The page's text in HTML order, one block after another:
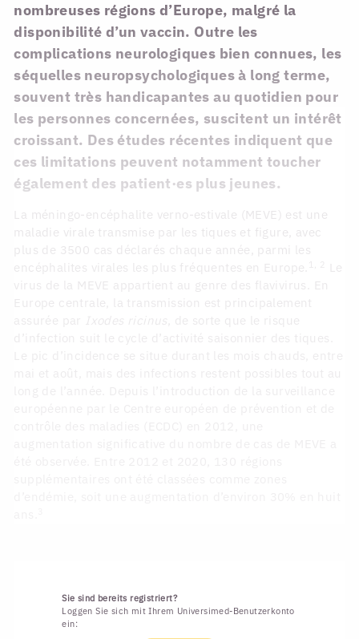
nombreuses régions d’Europe, malgré la
disponibilité d’un vaccin. Outre les
complications neurologiques bien connues, les
séquelles neuropsychologiques à long terme,
souvent très handicapantes au quotidien pour
les personnes concernées, suscitent un intérêt
croissant. Des études récentes indiquent que
ces limitations peuvent notamment toucher
également des patient·es plus jeunes.
La méningo-encéphalite verno-estivale (MEVE) est une
maladie virale transmise par les tiques et figure, avec
plus de 3500 cas déclarés chaque année, parmi les
encéphalites virales les plus fréquentes en Europe.
Le
virus de la MEVE appartient au genre des flavivirus. En
Sie sind bereits registriert?
Loggen Sie sich mit Ihrem Universimed-Benutzerkonto
ein: